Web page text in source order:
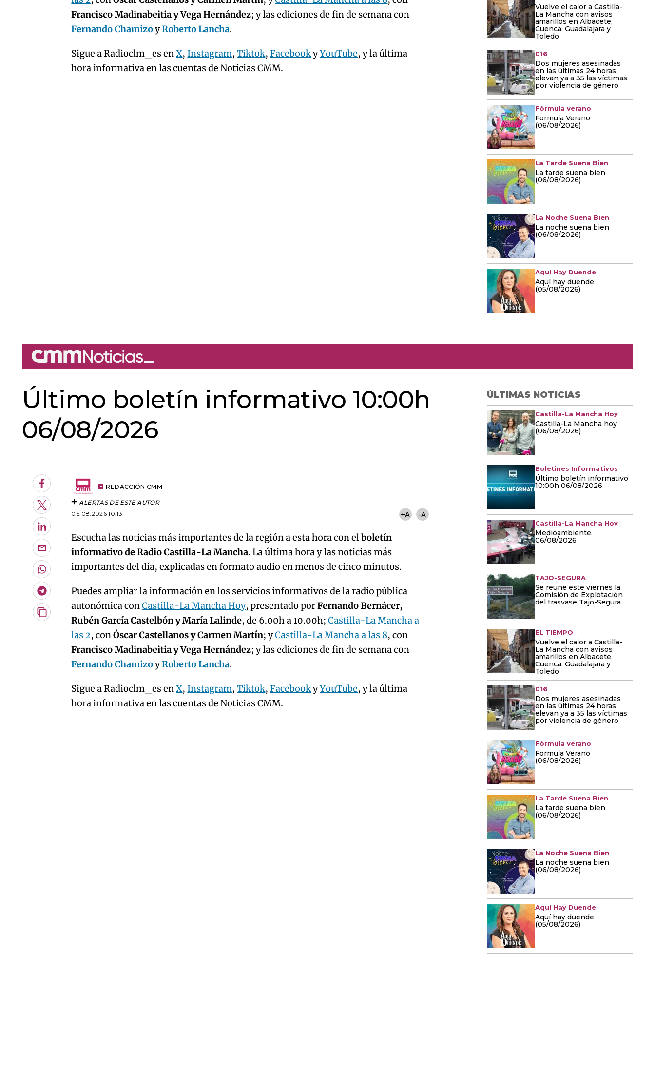
artículo
Francisco Madinabeitia y Vega Hernández; y las ediciones de fin de semana con
Fernando ChamizoyRoberto Lancha.
Sigue a Radioclm_es enX, Instagram,Tiktok,FacebookyYouTube, y la última
hora informativa en las cuentas de Noticias CMM.
Vuelve el calor a Castilla-
La Mancha con avisos
amarillos en Albacete,
Cuenca, Guadalajara y
Toledo
016
Dos mujeres asesinadas
en las últimas 24 horas
elevan ya a 35 las víctimas
por violencia de género
Fórmula verano
Formula Verano
(06/08/2026)
La Tarde Suena Bien
La tarde suena bien
(06/08/2026)
La Noche Suena Bien
La noche suena bien
(06/08/2026)
Aquí Hay Duende
Aquí hay duende
(05/08/2026)
Último boletín informativo 10:00h
06/08/2026
Facebook
Twitter
LinkedIn
Enviar
por
Email
Whatsapp
Telegram
Copiar
artículo
REDACCIÓN CMM
ALERTAS DE ESTE AUTOR
06.08.2026 10:13
+A -A
Escucha las noticias más importantes de la región a esta hora con elboletín
informativo de Radio Castilla-La Mancha. La última hora y las noticias más
importantes del día, explicadas en formato audio en menos de cinco minutos.
Puedes ampliar la información en los servicios informativos de la radio pública
autonómica conCastilla-La Mancha Hoy, presentado porFernando Bernácer,
Rubén García Castelbón y María Lalinde, de 6.00h a 10.00h;Castilla-La Mancha a
las 2, conÓscar Castellanos y Carmen Martín; yCastilla-La Mancha a las 8, con
Francisco Madinabeitia y Vega Hernández; y las ediciones de fin de semana con
Fernando ChamizoyRoberto Lancha.
Sigue a Radioclm_es enX, Instagram,Tiktok,FacebookyYouTube, y la última
hora informativa en las cuentas de Noticias CMM.
ÚLTIMAS NOTICIAS
Castilla-La Mancha Hoy
Castilla-La Mancha hoy
(06/08/2026)
Boletines Informativos
Último boletín informativo
10:00h 06/08/2026
Castilla-La Mancha Hoy
Medioambiente.
06/08/2026
TAJO-SEGURA
Se reúne este viernes la
Comisión de Explotación
del trasvase Tajo-Segura
EL TIEMPO
Vuelve el calor a Castilla-
La Mancha con avisos
amarillos en Albacete,
Cuenca, Guadalajara y
Toledo
016
Dos mujeres asesinadas
en las últimas 24 horas
elevan ya a 35 las víctimas
por violencia de género
Fórmula verano
Formula Verano
(06/08/2026)
La Tarde Suena Bien
La tarde suena bien
(06/08/2026)
La Noche Suena Bien
La noche suena bien
(06/08/2026)
Aquí Hay Duende
Aquí hay duende
(05/08/2026)